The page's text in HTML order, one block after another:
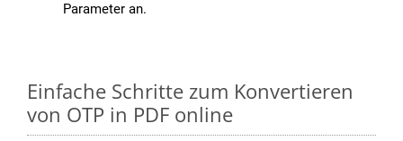
Parameter an.
Einfache Schritte zum Konvertieren
von OTP in PDF online